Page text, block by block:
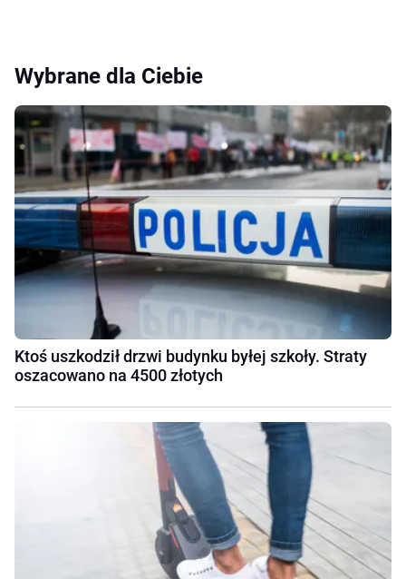
Wybrane dla Ciebie
Ktoś uszkodził drzwi budynku byłej szkoły. Straty
oszacowano na 4500 złotych